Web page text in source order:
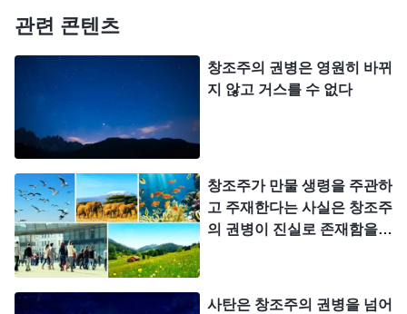
히 권병이 무엇인지 알지 못한다. 내가 너희에게 알
님의 능력이라고 해석할 수 있다. 먼저, 권병이든 능
력이든 모두 긍정적인 것으로서, 그 어떤 부정적인
것들과 무관하고, 그 어떤 피조물이나 비피조물과도
무관하다고 확실하게 말할 수 있다. 하나님의 능력은
그 어떤 형식의, 생명 있고 활력 넘치는 것이라도 다
만들어 낼 수 있다. 이는 하나님의 생명으로 결정되
는 것이다. 하나님이 생명이기 때문에 그는 모든 생
명체의 근원이다. 그와 동시에 하나님의 권병은 모든
생명체가 하나님의 모든 말씀에 순종하게 할 수 있
관련 콘텐츠
창조주의 권병은 영원히 바뀌
지 않고 거스를 수 없다
창조주가 만물 생령을 주관하
고 주재한다는 사실은 창조주
의 권병이 진실로 존재함을
사탄은 창조주의 권병을 넘어